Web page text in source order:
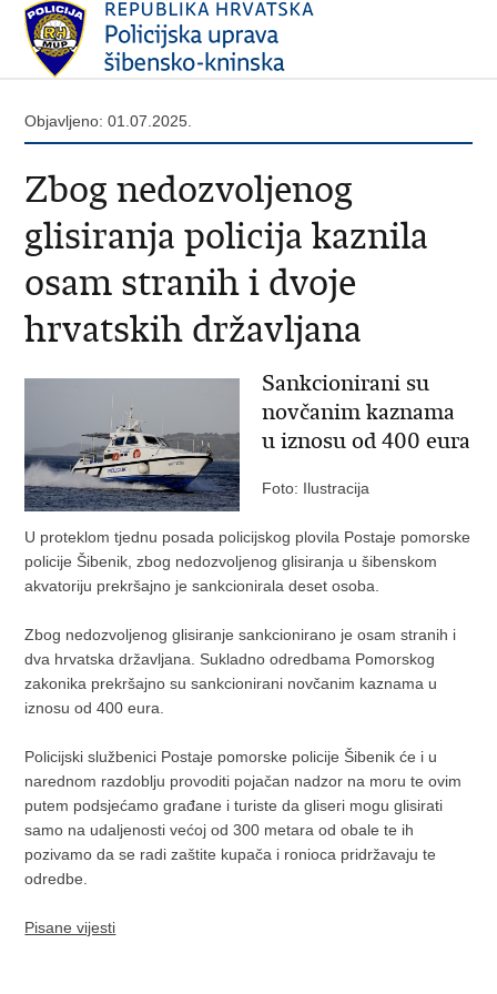
Objavljeno: 01.07.2025.
Zbog nedozvoljenog
glisiranja policija kaznila
osam stranih i dvoje
hrvatskih državljana
Sankcionirani su
novčanim kaznama
u iznosu od 400 eura
Foto: Ilustracija
U proteklom tjednu posada policijskog plovila Postaje pomorske
policije Šibenik, zbog nedozvoljenog glisiranja u šibenskom
akvatoriju prekršajno je sankcionirala deset osoba.
Zbog nedozvoljenog glisiranje sankcionirano je osam stranih i
dva hrvatska državljana. Sukladno odredbama Pomorskog
zakonika prekršajno su sankcionirani novčanim kaznama u
iznosu od 400 eura.
Policijski službenici Postaje pomorske policije Šibenik će i u
narednom razdoblju provoditi pojačan nadzor na moru te ovim
putem podsjećamo građane i turiste da gliseri mogu glisirati
samo na udaljenosti većoj od 300 metara od obale te ih
pozivamo da se radi zaštite kupača i ronioca pridržavaju te
odredbe.
Pisane vijesti